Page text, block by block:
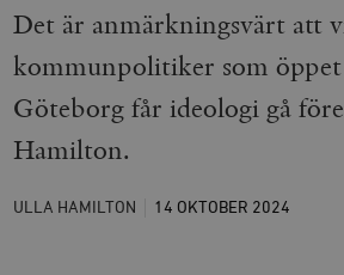
Det är anmärkningsvärt att
kommunpolitiker som
Göteborg får ideologi gå
Hamilton.
ULLA HAMILTON 14 OKTOBER 2024